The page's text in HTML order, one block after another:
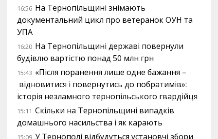
16:56 На Тернопільщині знімають
документальний цикл про ветеранок ОУН та
УПА
16:20 На Тернопільщині державі повернули
будівлю вартістю понад 50 млн грн
15:43 «Після поранення лише одне бажання –
відновитися і повернутись до побратимів»:
історія незламного тернопільського гвардійця
15:11 Скільки на Тернопільщині випадків
домашнього насильства і як карають
15:09 У Тернополі відбудуться установчі збори